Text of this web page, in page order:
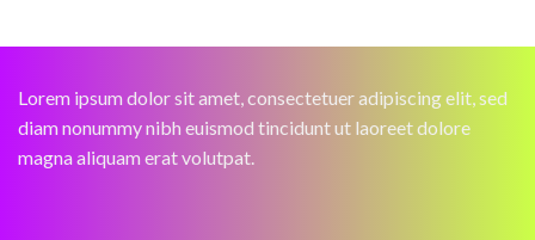
Lorem ipsum dolor sit amet, consectetuer adipiscing elit, sed
diam nonummy nibh euismod tincidunt ut laoreet dolore
magna aliquam erat volutpat.